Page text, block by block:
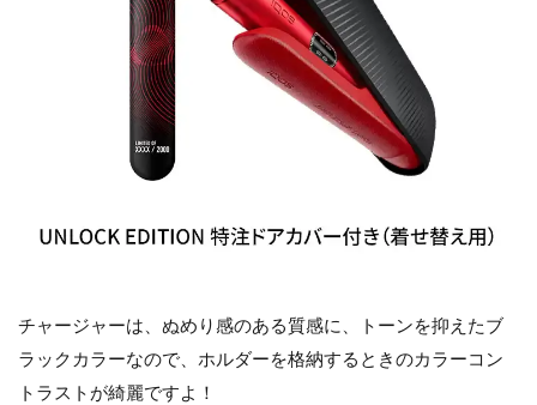
チャージャーは、ぬめり感のある質感に、トーンを抑えたブ
ラックカラーなので、ホルダーを格納するときのカラーコン
トラストが綺麗ですよ！